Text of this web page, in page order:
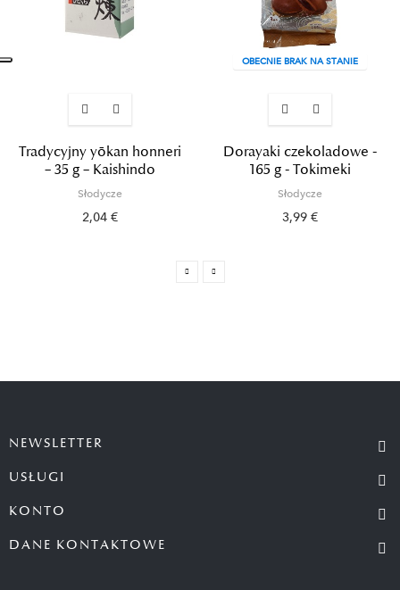
Tradycyjny yōkan honneri
– 35 g – Kaishindo
Słodycze
2,04 €
OBECNIE BRAK NA STANIE
Dorayaki czekoladowe -
165 g - Tokimeki
Słodycze
3,99 €
NEWSLETTER
USŁUGI
KONTO
DANE KONTAKTOWE